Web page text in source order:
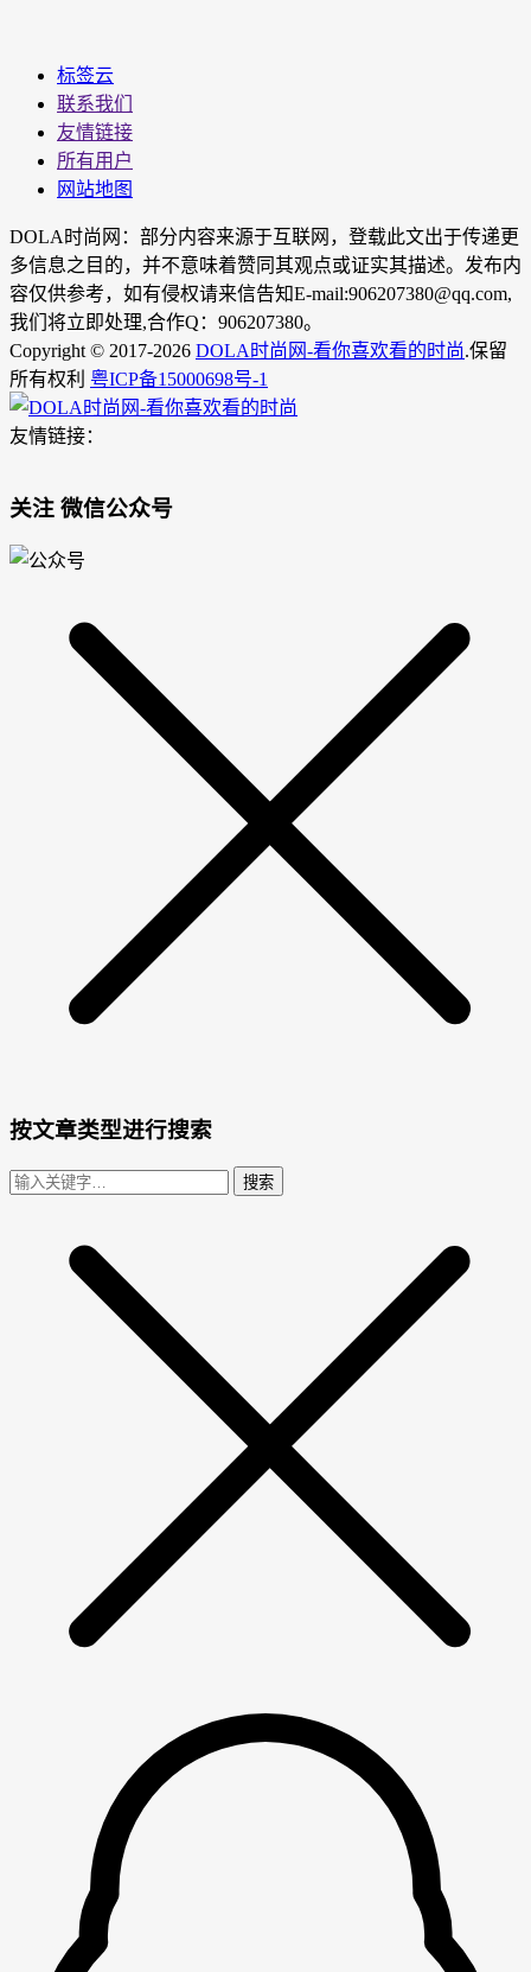
标签云
联系我们
友情链接
所有用户
网站地图
DOLA时尚网：部分内容来源于互联网，登载此文出于传递更
多信息之目的，并不意味着赞同其观点或证实其描述。发布内
容仅供参考，如有侵权请来信告知E-mail:906207380@qq.com,
我们将立即处理,合作Q：906207380。
Copyright © 2017-2026 DOLA时尚网-看你喜欢看的时尚.保留
所有权利 粤ICP备15000698号-1
友情链接：
关注 微信公众号
按文章类型进行搜索